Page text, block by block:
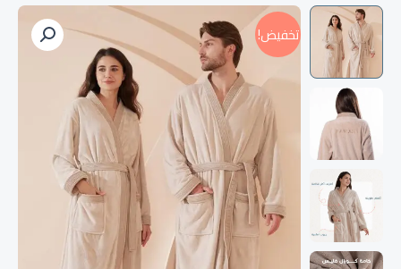
تخفيض!
السعر
الأصلي
هو:
383,00 ر.س.
السعر
الحالي
هو:
299,00 ر.س.
كمية
روب
مودرن
-
بيج